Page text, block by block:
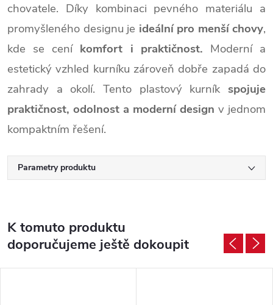
chovatele. Díky kombinaci pevného materiálu a
promyšleného designu je ideální pro menší chovy,
kde se cení komfort i praktičnost. Moderní a
estetický vzhled kurníku zároveň dobře zapadá do
zahrady a okolí. Tento plastový kurník spojuje
praktičnost, odolnost a moderní design v jednom
kompaktním řešení.
Parametry produktu
K tomuto produktu
doporučujeme ještě dokoupit